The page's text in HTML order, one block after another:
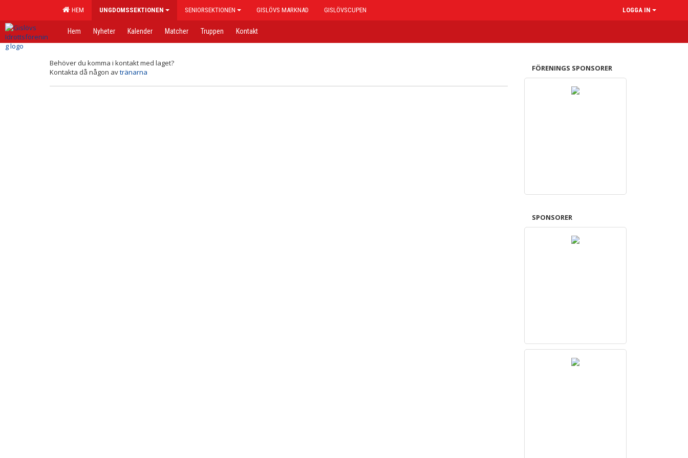
HEM UNGDOMSSEKTIONEN SENIORSEKTIONEN GISLÖVS MARKNAD GISLÖVSCUPEN LOGGA IN
Hem Nyheter Kalender Matcher Truppen Kontakt
Behöver du komma i kontakt med laget?
Kontakta då någon avtränarna FÖRENINGS SPONSORER
SPONSORER